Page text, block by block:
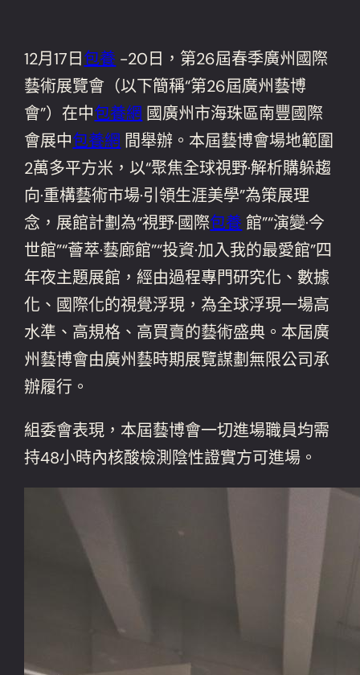
12月17日包養 -20日，第26屆春季廣州國際
藝術展覽會（以下簡稱“第26屆廣州藝博
會”）在中包養網 國廣州市海珠區南豐國際
會展中包養網 間舉辦。本屆藝博會場地範圍
2萬多平方米，以“聚焦全球視野·解析購躲趨
向·重構藝術市場·引領生涯美學”為策展理
念，展館計劃為“視野·國際包養 館”“演變·今
世館”“薈萃·藝廊館”“投資·加入我的最愛館”四
年夜主題展館，經由過程專門研究化、數據
化、國際化的視覺浮現，為全球浮現一場高
水準、高規格、高買賣的藝術盛典。本屆廣
州藝博會由廣州藝時期展覽謀劃無限公司承
辦履行。
組委會表現，本屆藝博會一切進場職員均需
持48小時內核酸檢測陰性證實方可進場。